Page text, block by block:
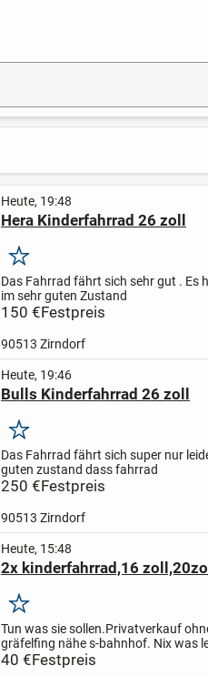
Heute, 19:48
Hera Kinderfahrrad 26 zoll
Merken
Das Fahrrad fährt sich sehr gut . Es
im sehr guten Zustand
150 €Festpreis
90513 Zirndorf
Heute, 19:46
Bulls Kinderfahrrad 26 zoll
Merken
Das Fahrrad fährt sich super nur
guten zustand dass fahrrad
250 €Festpreis
90513 Zirndorf
Heute, 15:48
2x kinderfahrrad,16 zoll,20zoll
Merken
Tun was sie sollen.Privatverkauf
gräfelfing nähe s-bahnhof. Nix was
40 €Festpreis